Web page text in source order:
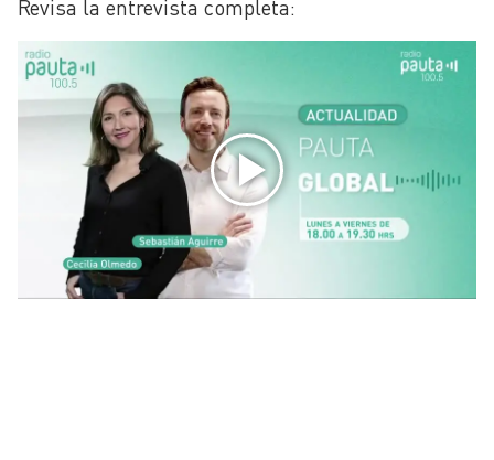
Revisa la entrevista completa: